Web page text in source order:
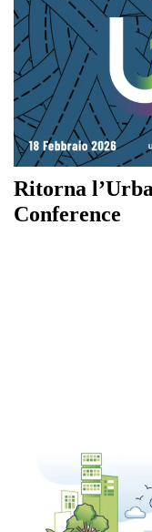
Ritorna
Conference